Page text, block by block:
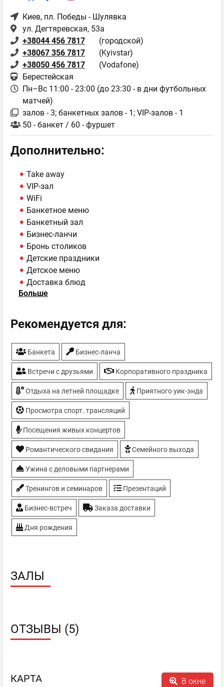
Киев, пл. Победы - Шулявка
ул. Дегтяревская, 53а
+38044 456 7817
(городской)
+38067 356 7817
(Kyivstar)
+38050 456 7817
(Vodafone)
Берестейская
Пн–Вс 11:00 - 23:00 (до 23:30 - в дни футбольных
матчей)
залов - 3; банкетных залов - 1; VIP-залов - 1
50 - банкет / 60 - фуршет
Дополнительно:
Take away
VIP-зал
WiFi
Банкетное меню
Банкетный зал
Бизнес-ланчи
Бронь столиков
Детские праздники
Детское меню
Доставка блюд
Еда на вынос
Летняя площадка
Парковка
Спортивные трансляции
Больше
Рекомендуется для:
Банкета Бизнес-ланча
Встречи с друзьями Корпоративного праздника
Отдыха на летней площадке Приятного уик-энда
Просмотра спорт. трансляций
Посещения живых концертов
Романтического свидания Семейного выхода
Ужина с деловыми партнерами
Тренингов и семинаров Презентаций
Бизнес-встреч Заказа доставки
Дня рождения
ЗАЛЫ
ОТЗЫВЫ (5)
КАРТА В окне